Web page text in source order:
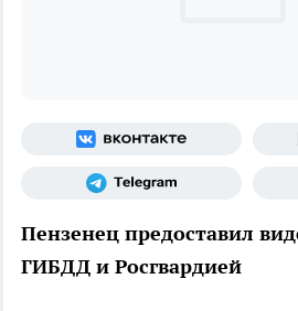
Пензенец предоставил
ГИБДД и Росгвардией